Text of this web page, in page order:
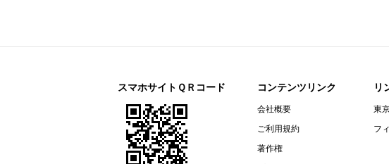
2026年12月期第２四半期（中間期）決算短信〔日本
（開示事項の経過）株式会社マックビーヒル就労支
リガク・ホールディングス(268A)
2026年12月期第２四半期（中間期）決算短信〔ＩＦ
エプコ(2311)
2026年12月期第2四半期決算説明資料
スマホサイトＱＲコード コンテンツリンク
会社概要
ご利用規約
著作権
リ
東
フ